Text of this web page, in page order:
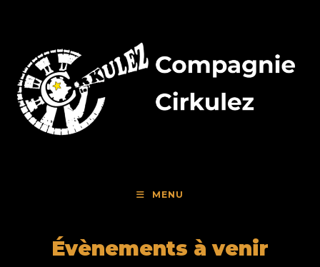
MENU
Évènements à venir